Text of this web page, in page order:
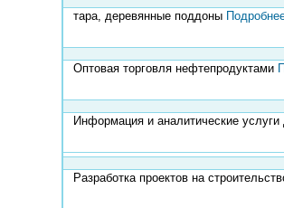
тара, деревянные поддоны
Оптовая торговля нефтепродуктами
Информация и аналитические
Разработка проектов на